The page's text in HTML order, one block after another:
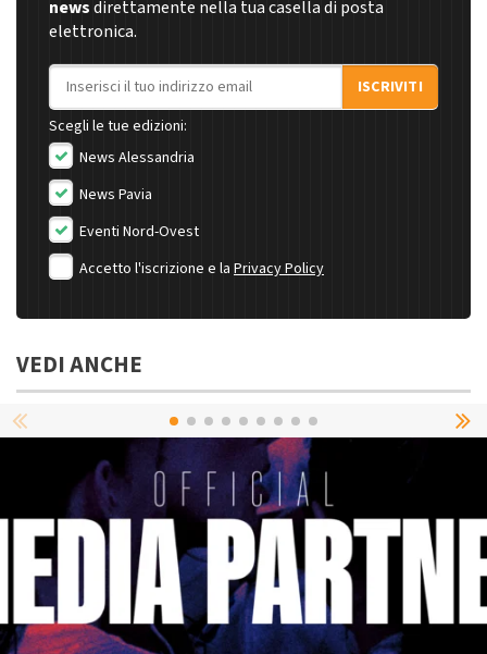
newsdirettamente nella tua casella di posta
elettronica.
Indirizzo email
ISCRIVITI
Scegli le tue edizioni:
News Alessandria
News Pavia
Eventi Nord-Ovest
Accetto l'iscrizione e la Privacy Policy
VEDI ANCHE